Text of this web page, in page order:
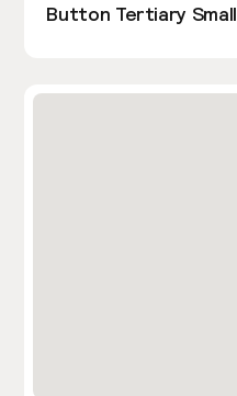
Button Tertiary Small